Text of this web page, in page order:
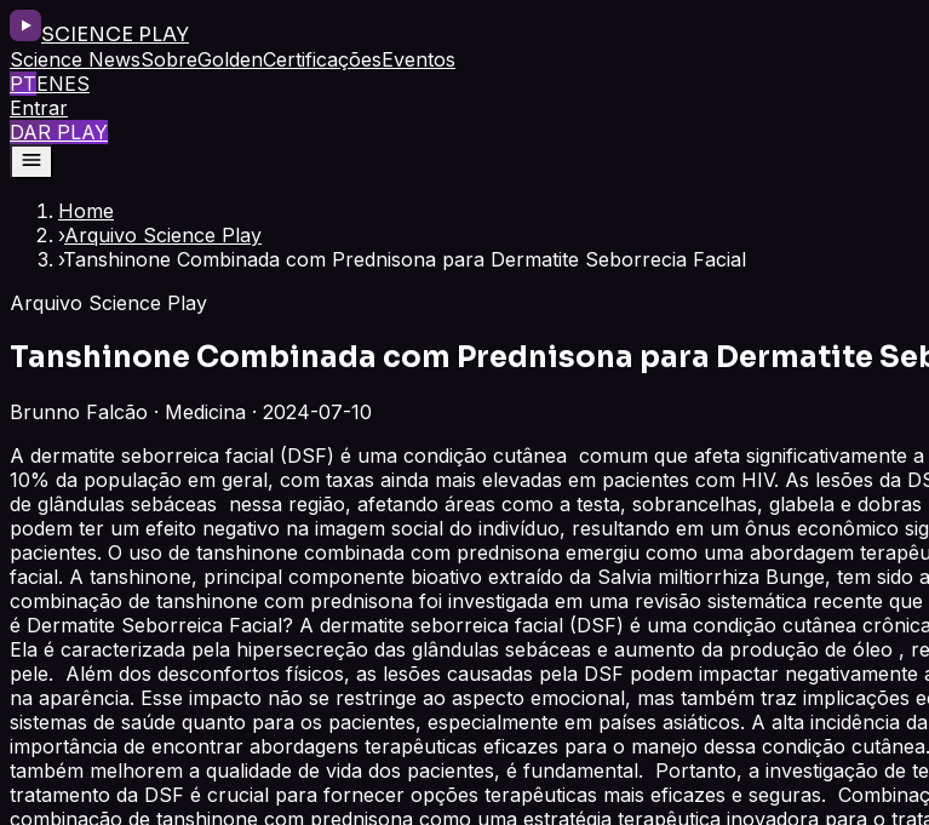
SCIENCE PLAY
Science NewsSobreGoldenCertificaçõesEventos
PTENES
Entrar
DAR PLAY
Home
›Arquivo Science Play
›Tanshinone Combinada com Prednisona para Dermatite Seborrecia Facial
Arquivo Science Play
Tanshinone Combinada com Prednisona para Dermatite
Brunno Falcão · Medicina · 2024-07-10
A dermatite seborreica facial (DSF) é uma condição cutânea comum que afeta significativamente
10% da população em geral, com taxas ainda mais elevadas em pacientes com HIV. As lesões
de glândulas sebáceas nessa região, afetando áreas como a testa, sobrancelhas, glabela e
podem ter um efeito negativo na imagem social do indivíduo, resultando em um ônus econômico
pacientes. O uso de tanshinone combinada com prednisona emergiu como uma abordagem
facial. A tanshinone, principal componente bioativo extraído da Salvia miltiorrhiza Bunge, tem
combinação de tanshinone com prednisona foi investigada em uma revisão sistemática recente
é Dermatite Seborreica Facial? A dermatite seborreica facial (DSF) é uma condição cutânea
Ela é caracterizada pela hipersecreção das glândulas sebáceas e aumento da produção de óleo ,
pele. Além dos desconfortos físicos, as lesões causadas pela DSF podem impactar
na aparência. Esse impacto não se restringe ao aspecto emocional, mas também traz
sistemas de saúde quanto para os pacientes, especialmente em países asiáticos. A alta incidência
importância de encontrar abordagens terapêuticas eficazes para o manejo dessa condição
também melhorem a qualidade de vida dos pacientes, é fundamental. Portanto, a investigação de
tratamento da DSF é crucial para fornecer opções terapêuticas mais eficazes e seguras.
combinação de tanshinone com prednisona como uma estratégia terapêutica inovadora para o